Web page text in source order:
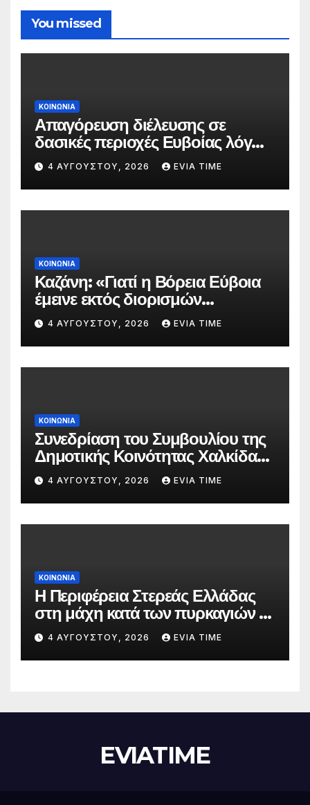
You missed
ΚΟΙΝΩΝΙΑ
Απαγόρευση διέλευσης σε
δασικές περιοχές Ευβοίας λόγω
πολύ υψηλού κινδύνου
πυρκαγιάς
4 ΑΥΓΟΎΣΤΟΥ, 2026 EVIA TIME
ΚΟΙΝΩΝΙΑ
Καζάνη: «Γιατί η Βόρεια Εύβοια
έμεινε εκτός διορισμών
δασκάλων;»
4 ΑΥΓΟΎΣΤΟΥ, 2026 EVIA TIME
ΚΟΙΝΩΝΙΑ
Συνεδρίαση του Συμβουλίου της
Δημοτικής Κοινότητας Χαλκίδας
την 5 Αυγούστου
4 ΑΥΓΟΎΣΤΟΥ, 2026 EVIA TIME
ΚΟΙΝΩΝΙΑ
Η Περιφέρεια Στερεάς Ελλάδας
στη μάχη κατά των πυρκαγιών –
Δράσεις και στήριξη σε πέντε
περιφερειακές ενότητες
4 ΑΥΓΟΎΣΤΟΥ, 2026 EVIA TIME
EVIATIME